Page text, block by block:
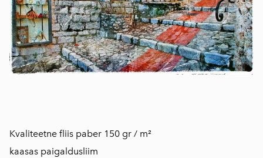
Kvaliteetne fliis paber 150 gr / m²
kaasas paigaldusliim